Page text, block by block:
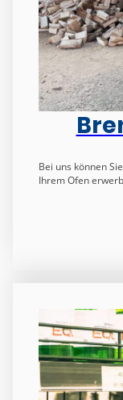
Bei uns können
Ihrem Ofen